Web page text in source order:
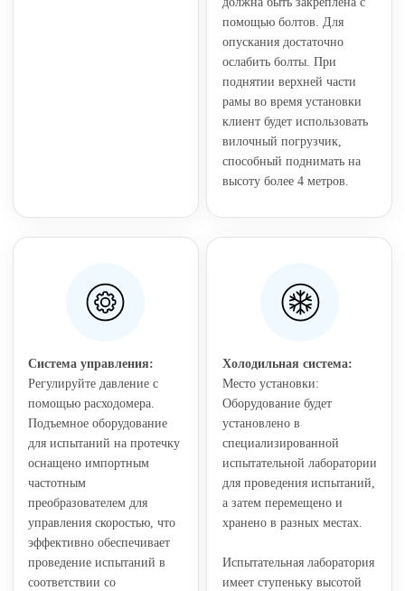
помощью болтов. Для
опускания достаточно
ослабить болты. При
поднятии верхней части
рамы во время установки
клиент будет использовать
вилочный погрузчик,
способный поднимать на
высоту более 4 метров.
Система управления:
Регулируйте давление с
помощью расходомера.
Подъемное оборудование
для испытаний на протечку
оснащено импортным
частотным
преобразователем для
управления скоростью, что
эффективно обеспечивает
проведение испытаний в
соответствии со
Холодильная система:
Место установки:
Оборудование будет
установлено в
специализированной
испытательной лаборатории
для проведения испытаний,
а затем перемещено и
хранено в разных местах.
Испытательная лаборатория
имеет ступеньку высотой